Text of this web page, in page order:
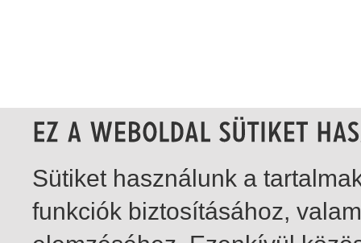
Sütiket használunk a
funkciók biztosításához,